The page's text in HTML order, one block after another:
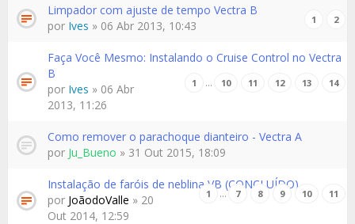
Limpador com ajuste de tempo Vectra B
1 2
por Ives » 06 Abr 2013, 10:43
Faça Você Mesmo: Instalando o Cruise Control no Vectra
B
1 … 10 11 12 13 14
por Ives » 06 Abr
2013, 11:26
Como remover o parachoque dianteiro - Vectra A
por Ju_Bueno » 31 Out 2015, 18:09
Instalação de faróis de neblina VB (CONCLUÍDO)
1 … 7 8 9 10 11
por JoãodoValle » 20
Out 2014, 12:59